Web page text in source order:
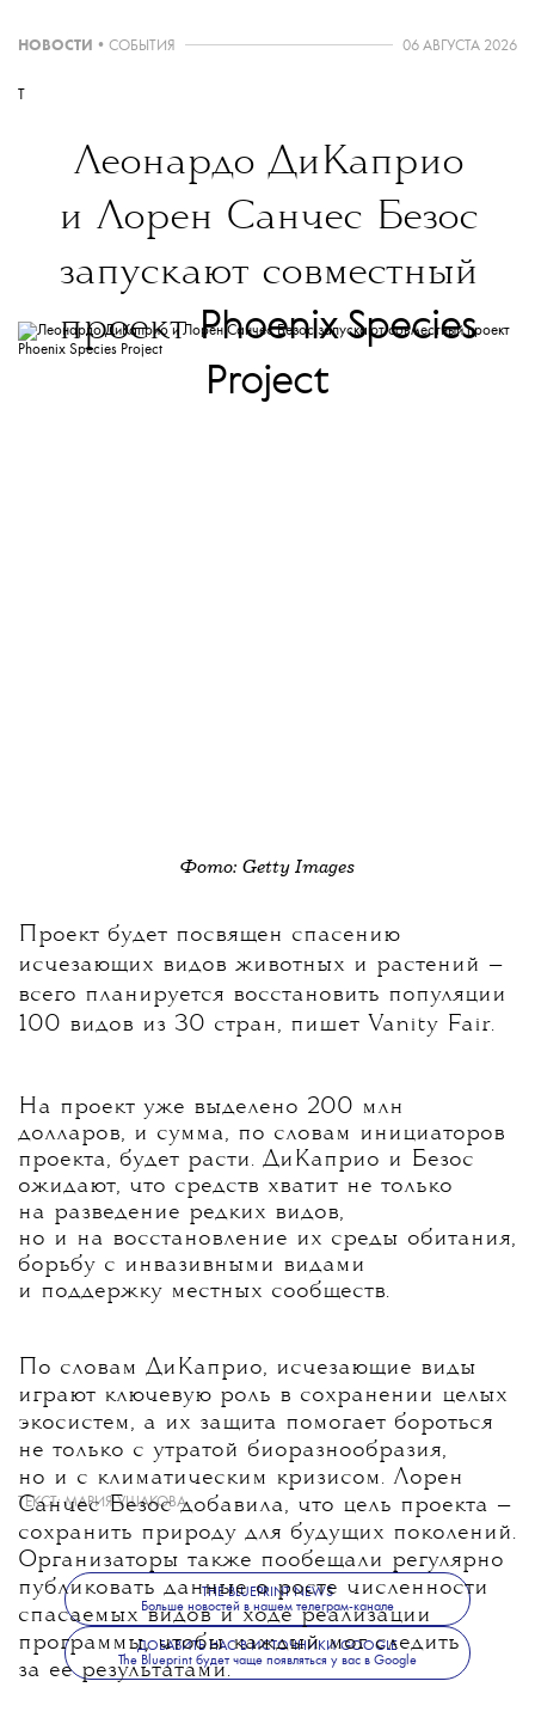
НОВОСТИ • СОБЫТИЯ 06 АВГУСТА 2026
T
Леонардо ДиКаприо
и Лорен Санчес Безос
запускают совместный
проектPhoenix Species
Project
Фото: Getty Images
Проект будет посвящен спасению
исчезающих видов животных и растений —
всего планируется восстановить популяции
100 видов из 30 стран, пишет Vanity Fair.
На проект уже выделено 200 млн
долларов, и сумма, по словам инициаторов
проекта, будет расти. ДиКаприо и Безос
ожидают, что средств хватит не только
на разведение редких видов,
но и на восстановление их среды обитания,
борьбу с инвазивными видами
и поддержку местных сообществ.
По словам ДиКаприо, исчезающие виды
играют ключевую роль в сохранении целых
экосистем, а их защита помогает бороться
не только с утратой биоразнообразия,
но и с климатическим кризисом. Лорен
Санчес Безос добавила, что цель проекта —
сохранить природу для будущих поколений.
Организаторы также пообещали регулярно
публиковать данные о росте численности
спасаемых видов и ходе реализации
программы, чтобы каждый мог следить
за ее результатами.
ТЕКСТ:МАРИЯ УШАКОВА
THE BLUEPRINT NEWS
Больше новостей в нашем телеграм-канале
ДОБАВИТЬ НАС В ИСТОЧНИКИ GOOGLE
The Blueprint будет чаще появляться у вас в Google